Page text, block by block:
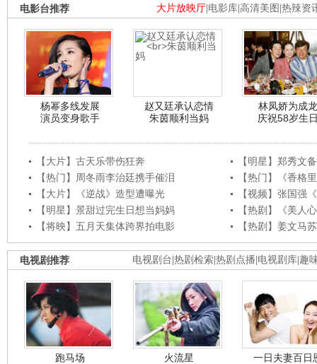
大片放映厅 电影库 高清美图 热辣资
电影台推荐
杨幂多线发展
演员变身歌手
赵又廷承认恋情
朱茵顺利当妈
林凤娇为成龙
庆祝58岁生
【大片】古天乐带伤狂奔
【明星】郑秀文
【热门】周冬雨李治廷携手催泪
【热门】《香格
【大片】《逆战》造型遭曝光
【视频】张国强
【明星】景甜过完生日想当妈妈
【热剧】《美人
【将映】五月天集体跨界拍电影
【热剧】姜文马
电视剧台 热剧检索 热剧点播 电视剧库 趣
电视剧推荐
跑马场 火流星 一日夫妻百日